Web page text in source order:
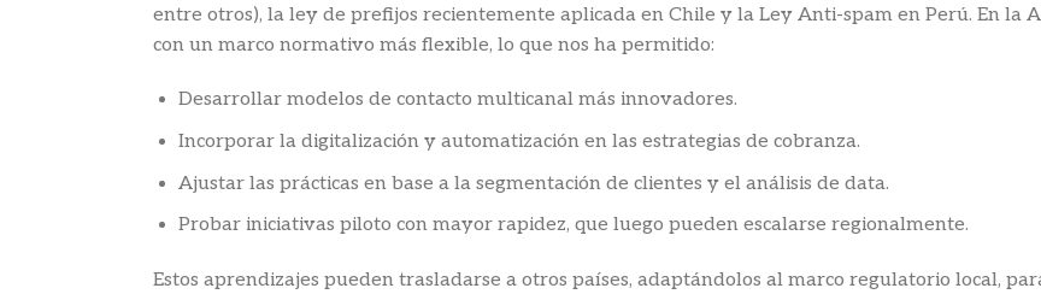
entre otros), la ley de prefijos recientemente aplicada en Chile y la Ley Anti-spam en Perú. En
con un marco normativo más flexible, lo que nos ha permitido:
Desarrollar modelos de contacto multicanal más innovadores.
Incorporar la digitalización y automatización en las estrategias de cobranza.
Ajustar las prácticas en base a la segmentación de clientes y el análisis de data.
Probar iniciativas piloto con mayor rapidez, que luego pueden escalarse regionalmente.
Estos aprendizajes pueden trasladarse a otros países, adaptándolos al marco regulatorio local,